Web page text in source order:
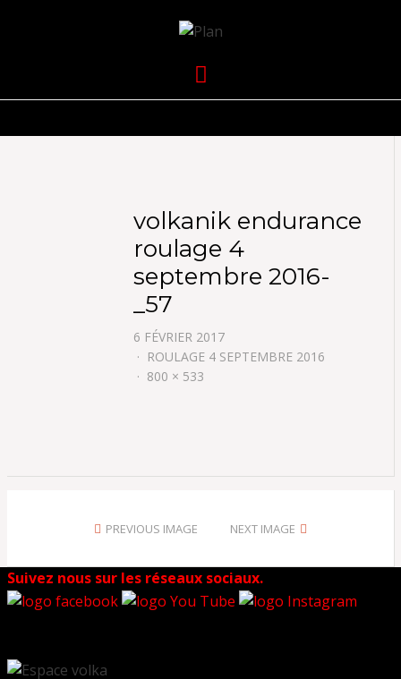
VOLKANIK-
ENDURANCE
volkanik endurance
roulage 4
septembre 2016-
_57
6 FÉVRIER 2017
ROULAGE 4 SEPTEMBRE 2016
800 × 533
PREVIOUS IMAGE NEXT IMAGE
Suivez nous sur les réseaux sociaux.